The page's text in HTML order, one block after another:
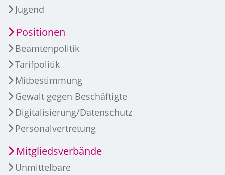
Jugend
Positionen
Beamtenpolitik
Tarifpolitik
Mitbestimmung
Gewalt gegen Beschäftigte
Digitalisierung/Datenschutz
Personalvertretung
Mitgliedsverbände
Unmittelbare